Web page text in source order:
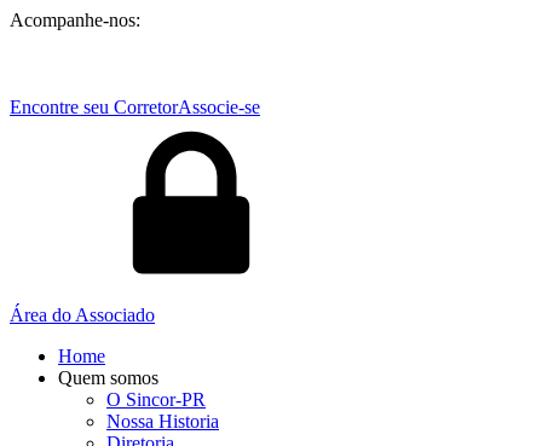
Acompanhe-nos:
Encontre seu CorretorAssocie-se
Área do Associado
Home
Quem somos
O Sincor-PR
Nossa Historia